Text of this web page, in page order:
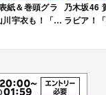
紙＆巻頭グラ
宇衣も！「週
売！
乃木坂46
ラビア！
売！